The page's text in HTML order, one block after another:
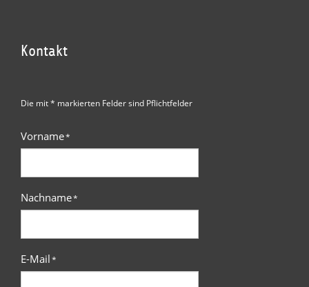
Kontakt
Die mit * markierten Felder sind Pflichtfelder
Vorname*
Nachname*
E-Mail*